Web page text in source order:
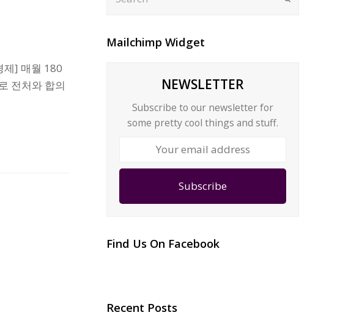
제] 매월 180
전처와 합의
Mailchimp Widget
NEWSLETTER
Subscribe to our newsletter for
some pretty cool things and stuff.
Subscribe
Find Us On Facebook
Recent Posts